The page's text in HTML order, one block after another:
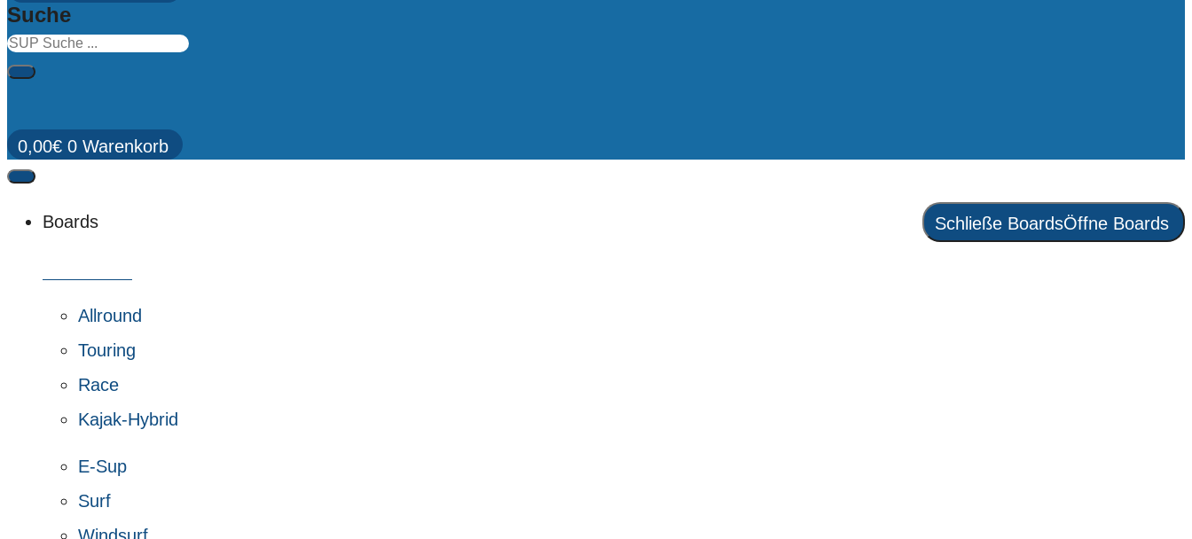
Suche
0,00€ 0 Warenkorb
Boards Schließe BoardsÖffne Boards
Allround
Touring
Race
Kajak-Hybrid
E-Sup
Surf